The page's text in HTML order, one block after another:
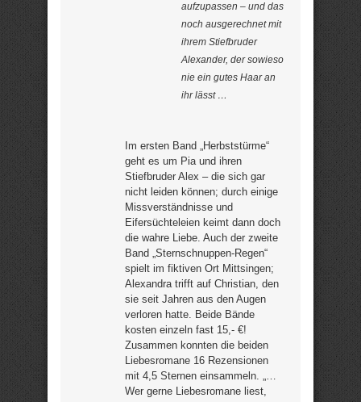
aufzupassen – und das
noch ausgerechnet mit
ihrem Stiefbruder
Alexander, der sowieso
nie ein gutes Haar an
ihr lässt …
Im ersten Band „Herbststürme“
geht es um Pia und ihren
Stiefbruder Alex – die sich gar
nicht leiden können; durch einige
Missverständnisse und
Eifersüchteleien keimt dann doch
die wahre Liebe. Auch der zweite
Band „Sternschnuppen-Regen“
spielt im fiktiven Ort Mittsingen;
Alexandra trifft auf Christian, den
sie seit Jahren aus den Augen
verloren hatte. Beide Bände
kosten einzeln fast 15,- €!
Zusammen konnten die beiden
Liebesromane 16 Rezensionen
mit 4,5 Sternen einsammeln. „…
Wer gerne Liebesromane liest,